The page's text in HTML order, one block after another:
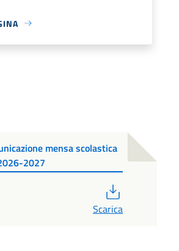
mensa scolastica
2027
Scarica